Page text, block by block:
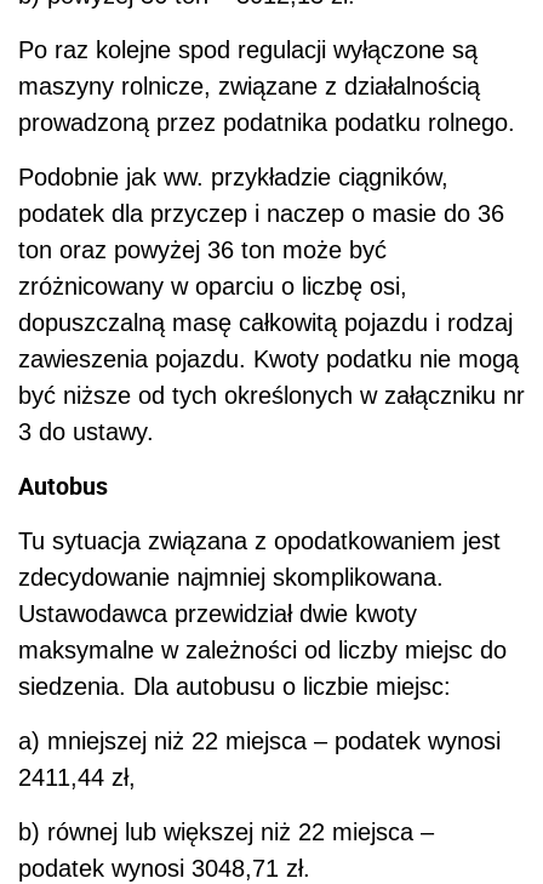
Po raz kolejne spod regulacji wyłączone są
maszyny rolnicze, związane z działalnością
prowadzoną przez podatnika podatku rolnego.
Podobnie jak ww. przykładzie ciągników,
podatek dla przyczep i naczep o masie do 36
ton oraz powyżej 36 ton może być
zróżnicowany w oparciu o liczbę osi,
dopuszczalną masę całkowitą pojazdu i rodzaj
zawieszenia pojazdu. Kwoty podatku nie mogą
być niższe od tych określonych w załączniku nr
3 do ustawy.
Autobus
Tu sytuacja związana z opodatkowaniem jest
zdecydowanie najmniej skomplikowana.
Ustawodawca przewidział dwie kwoty
maksymalne w zależności od liczby miejsc do
siedzenia. Dla autobusu o liczbie miejsc:
a) mniejszej niż 22 miejsca – podatek wynosi
2411,44 zł,
b) równej lub większej niż 22 miejsca –
podatek wynosi 3048,71 zł.